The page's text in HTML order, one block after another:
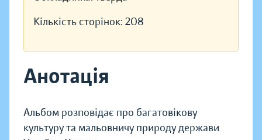
Кількість сторінок: 208
Анотація
Альбом розповідає про багатовікову
культуру та мальовничу природу держави